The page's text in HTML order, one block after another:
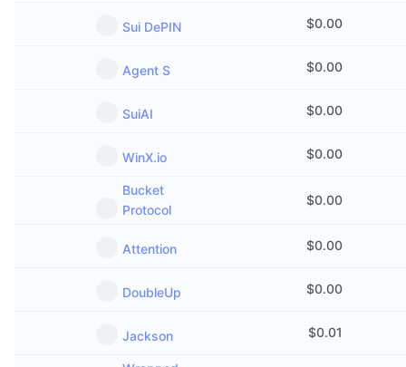
Sui DePIN $0.00
Agent S $0.00
SuiAI $0.00
WinX.io $0.00
Bucket
Protocol
$0.00
Attention $0.00
DoubleUp $0.00
Jackson $0.01